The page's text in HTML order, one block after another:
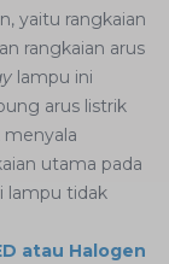
yaitu rangkaian
rangkaian arus
lampu ini
arus listrik
utama pada
lampu tidak
atau Halogen